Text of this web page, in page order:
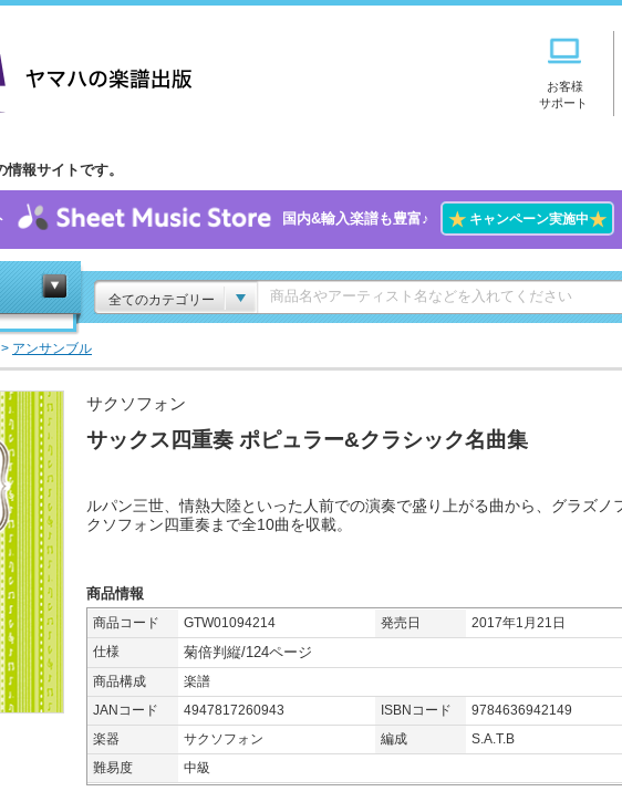
お客様
サポート
報サイトです。
国内&輸入楽譜も豊富♪ ★キャンペーン実施中★
全てのカテゴリー
> アンサンブル
サクソフォン
サックス四重奏 ポピュラー&クラシック名曲集
ルパン三世、情熱大陸といった人前での演奏で盛り上がる曲から、グラズノ
クソフォン四重奏まで全10曲を収載。
商品情報
商品コード GTW01094214 発売日
2017年1月21日
仕様
菊倍判縦/124ページ
商品構成
楽譜
JANコード
4947817260943 ISBNコード
9784636942149
楽器
サクソフォン 編成
S.A.T.B
難易度
中級